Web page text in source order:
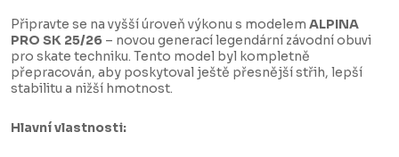
Připravte se na vyšší úroveň výkonu s modelem ALPINA
PRO SK 25/26 – novou generací legendární závodní obuvi
pro skate techniku. Tento model byl kompletně
přepracován, aby poskytoval ještě přesnější střih, lepší
stabilitu a nižší hmotnost.
Hlavní vlastnosti: